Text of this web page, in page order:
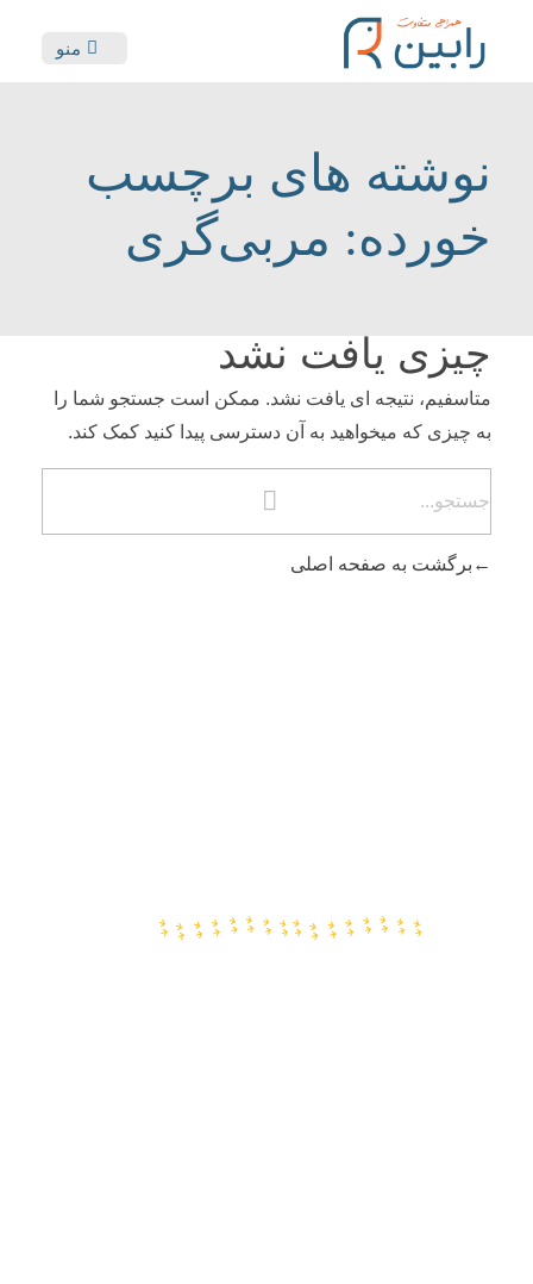
منو
نوشته های برچسب
خورده: مربی‌گری
چیزی یافت نشد
متاسفیم، نتیجه ای یافت نشد. ممکن است جستجو شما را
به چیزی که میخواهید به آن دسترسی پیدا کنید کمک کند.
برگشت به صفحه اصلی